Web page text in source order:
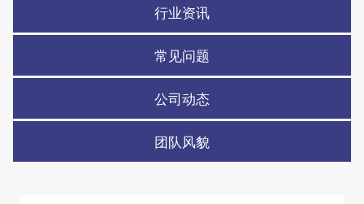
行业资讯
常见问题
公司动态
团队风貌